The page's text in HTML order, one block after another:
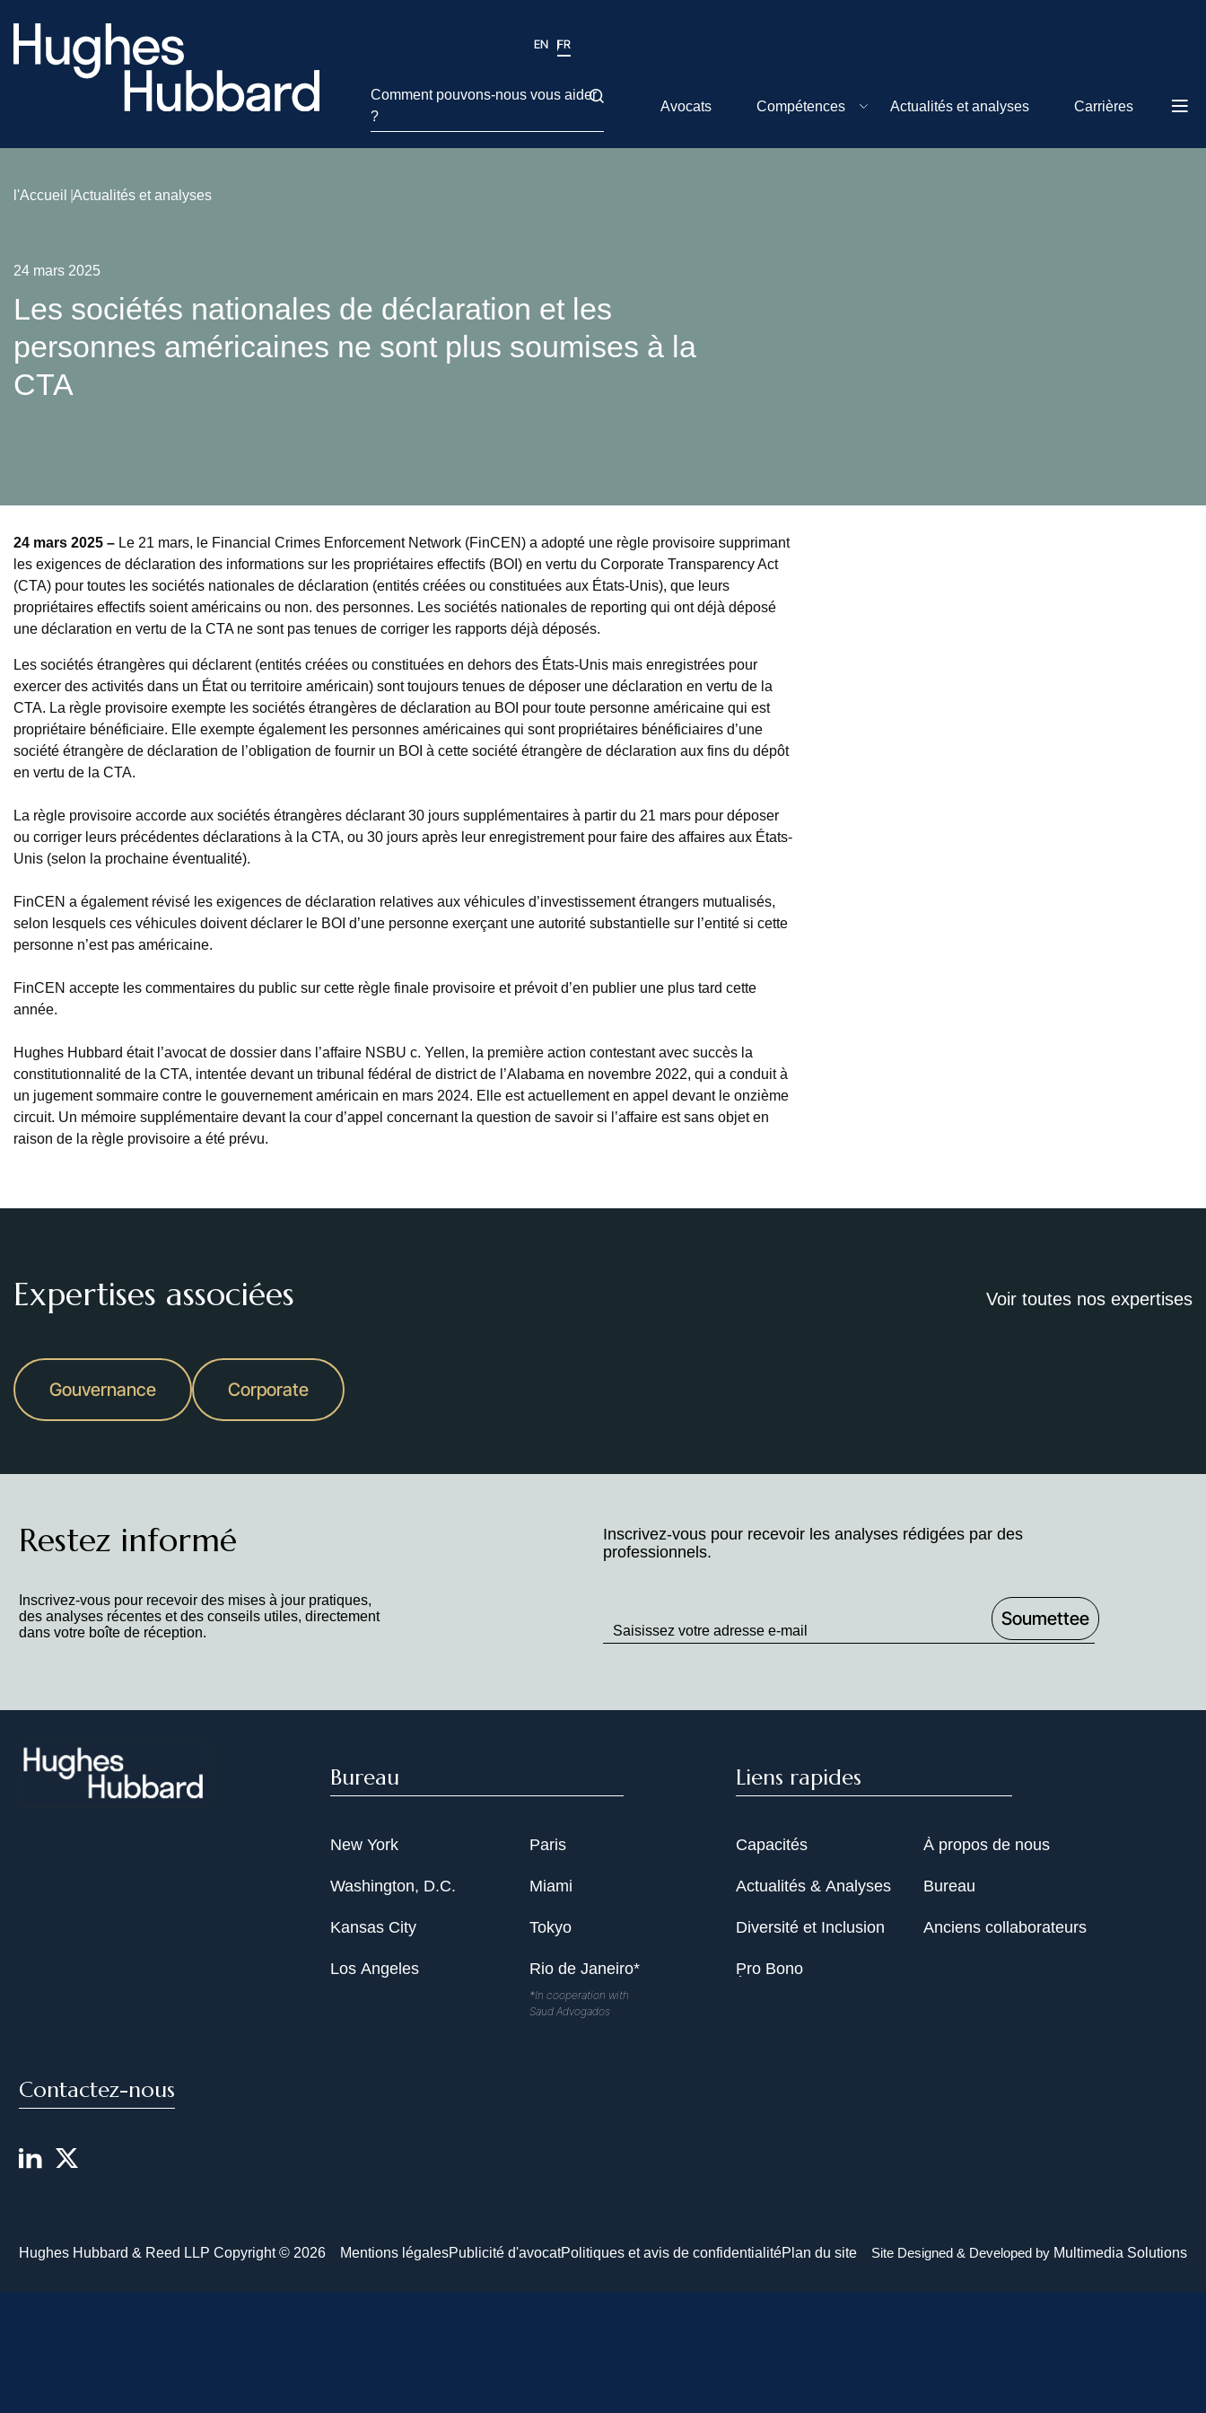
EN FR
Comment pouvons-nous vous aider
?
Avocats Compétences Actualités et analyses Carrières
l'Accueil Actualités et analyses
24 mars 2025
Les sociétés nationales de déclaration et les
personnes américaines ne sont plus soumises à la
CTA
24 mars 2025 – Le 21 mars, le Financial Crimes Enforcement Network (FinCEN) a adopté une règle provisoire supprimant
les exigences de déclaration des informations sur les propriétaires effectifs (BOI) en vertu du Corporate Transparency Act
(CTA) pour toutes les sociétés nationales de déclaration (entités créées ou constituées aux États-Unis), que leurs
propriétaires effectifs soient américains ou non. des personnes. Les sociétés nationales de reporting qui ont déjà déposé
une déclaration en vertu de la CTA ne sont pas tenues de corriger les rapports déjà déposés.
Les sociétés étrangères qui déclarent (entités créées ou constituées en dehors des États-Unis mais enregistrées pour
exercer des activités dans un État ou territoire américain) sont toujours tenues de déposer une déclaration en vertu de la
CTA. La règle provisoire exempte les sociétés étrangères de déclaration au BOI pour toute personne américaine qui est
propriétaire bénéficiaire. Elle exempte également les personnes américaines qui sont propriétaires bénéficiaires d’une
société étrangère de déclaration de l’obligation de fournir un BOI à cette société étrangère de déclaration aux fins du dépôt
en vertu de la CTA.
La règle provisoire accorde aux sociétés étrangères déclarant 30 jours supplémentaires à partir du 21 mars pour déposer
ou corriger leurs précédentes déclarations à la CTA, ou 30 jours après leur enregistrement pour faire des affaires aux États-
Unis (selon la prochaine éventualité).
FinCEN a également révisé les exigences de déclaration relatives aux véhicules d’investissement étrangers mutualisés,
selon lesquels ces véhicules doivent déclarer le BOI d’une personne exerçant une autorité substantielle sur l’entité si cette
personne n’est pas américaine.
FinCEN accepte les commentaires du public sur cette règle finale provisoire et prévoit d’en publier une plus tard cette
année.
Hughes Hubbard était l’avocat de dossier dans l’affaire NSBU c. Yellen, la première action contestant avec succès la
constitutionnalité de la CTA, intentée devant un tribunal fédéral de district de l’Alabama en novembre 2022, qui a conduit à
un jugement sommaire contre le gouvernement américain en mars 2024. Elle est actuellement en appel devant le onzième
circuit. Un mémoire supplémentaire devant la cour d’appel concernant la question de savoir si l’affaire est sans objet en
raison de la règle provisoire a été prévu.
Expertises associées Voir toutes nos expertises
Gouvernance Corporate
Restez informé
Inscrivez-vous pour recevoir des mises à jour pratiques,
des analyses récentes et des conseils utiles, directement
dans votre boîte de réception.
Inscrivez-vous pour recevoir les analyses rédigées par des
professionnels.
to
Bureau
New York
Washington, D.C.
Kansas City
Los Angeles
Paris
Miami
Tokyo
Rio de Janeiro*
*In cooperation with
Saud Advogados
Liens rapides
Capacités
Actualités & Analyses
Diversité et Inclusion
Pro Bono
À propos de nous
Bureau
Anciens collaborateurs
Contactez-nous
Hughes Hubbard & Reed LLP Copyright © 2026 Mentions légalesPublicité d'avocatPolitiques et avis de confidentialitéPlan du site Site Designed & Developed by Multimedia Solutions